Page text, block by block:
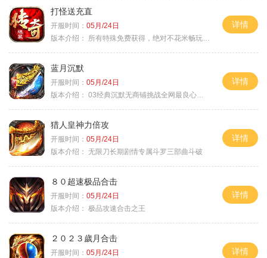
打怪送充直
开服时间： 05月/24日
版本介绍：
所有特殊免费获得，绝对不花米畅玩所有地图
详情
蓝月沉默
开服时间： 05月/24日
版本介绍： 03经典沉默无商铺挑战全网最良心沉默
详情
猎人皇神力倍攻
开服时间： 05月/24日
版本介绍： 无限刀长期剧情专属斗罗三部曲斗破
详情
８０超速极品合击
开服时间： 05月/24日
版本介绍： 极品攻速合击之王
详情
２０２３歲月合击
开服时间： 05月/24日
详情